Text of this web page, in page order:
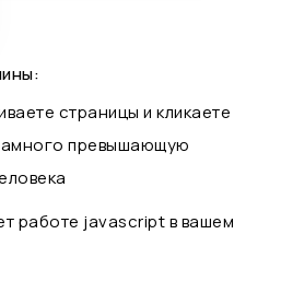
страницы и кликаете
превышающую
работе javascript в вашем